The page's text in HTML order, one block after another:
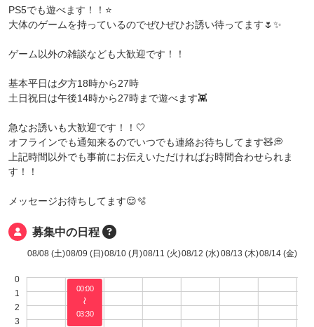
PS5でも遊べます！！⭐️
大体のゲームを持っているのでぜひぜひお誘い待ってます🌷✨️
ゲーム以外の雑談なども大歓迎です！！
基本平日は夕方18時から27時
土日祝日は午後14時から27時まで遊べます👾
急なお誘いも大歓迎です！！🤍
オフラインでも通知来るのでいつでも連絡お待ちしてます🧸💭
上記時間以外でも事前にお伝えいただければお時間合わせられま
す！！
メッセージお待ちしてます😌🫧
募集中の日程
00:00
〜
03:30
08/08 (土)08/09 (日)08/10 (月)08/11 (火)08/12 (水)08/13 (木)08/14 (金)
0
1
2
3